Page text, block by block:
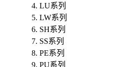
LU系列
LW系列
SH系列
SS系列
PE系列
PU系列